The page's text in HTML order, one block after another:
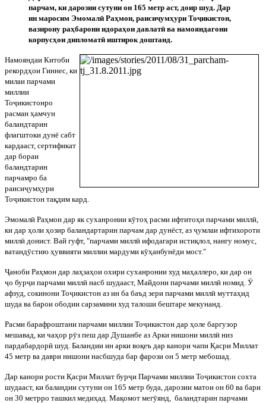
парчам, ки дарозии сутуни он 165 метр аст, доир шуд. Дар
ин маросим Эмомалӣ Раҳмон, раисиҷумҳури Тоҷикистон,
вазирону раҳбарони идораҳои давлатӣ ва намояндагони
корпусҳои дипломатӣ иштирок доштанд.
Намояндаи Китоби
рекордҳои Гиннес, ки
милаи парчами
миллии
Тоҷикистонро
расман ҳамчун
баландтарин
флагштоки дунё сабт
кардааст, сертификат
дар бораи
баландтарин
парчамро ба
раисиҷумҳури
Тоҷикистон тақдим кард.
Эмомалӣ Раҳмон дар як суханронии кӯтоҳ расми ифтитоҳи парчами миллӣ
ки дар ҳоли ҳозир баландартарин парчам дар дунёст, аз ҷумлаи ифтихороти
миллӣ донист. Вай гуфт, "парчами миллӣ ифодагари истиқлол, нангу номус,
ватандӯстию ҳуввияти миллии мардуми кӯҳанбунёди мост."
Ҷаноби Раҳмон дар лаҳзаҳои охири суханронии худ маҳаллеро, ки дар он
ҷо бурҷи парчами миллӣ насб шудааст, Майдони парчами миллӣ номид. Ӯ
афзуд, сокинони Тоҷикистон аз ин ба баъд зери парчами миллӣ муттаҳид
шуда ва барои ободии сарзамини худ талоши бештаре мекунанд.
Расми барафроштани парчами миллии Тоҷикистон дар ҳоле баргузор
мешавад, ки чаҳор рӯз пеш дар Душанбе аз Арки нишони миллӣ низ
пардабардорӣ шуд. Баландии ин арки воқеъ дар канори чапи Қасри Миллат
45 метр ва даври нишони насбшуда бар фарози он 5 метр мебошад.
Дар канори рости Қасри Миллат бурҷи Парчами миллии Тоҷикистон сохта
шудааст, ки баландии сутуни он 165 метр буда, дарозии матои он 60 ва бари
он 30 метрро ташкил медиҳад. Мақомот мегӯянд,
баландтарин парчами